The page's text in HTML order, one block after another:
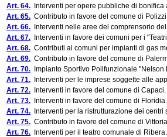
Art. 64. Interventi per opere pubbliche di
Art. 65. Contributo in favore del comune di
Art. 66. Interventi nelle aree del comprensorio
Art. 67. Interventi in favore dei comuni per i
Art. 68. Contributi ai comuni per impianti di gas
Art. 69. Contributo in favore del comune di
Art. 70. Impianto Sportivo Polifunzionale
Art. 71. Interventi per le imprese soggette alle
Art. 72. Interventi in favore del comune di Capaci.
Art. 73. Interventi in favore del comune di Floridia.
Art. 74. Interventi per la ristrutturazione dei
Art. 75. Contributo in favore del comune di
Art. 76. Interventi per il teatro comunale di Ribera.